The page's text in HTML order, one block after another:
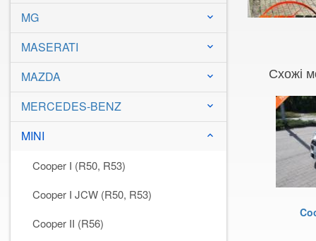
MG keyboard_arrow_down
MASERATI keyboard_arrow_down
MAZDA keyboard_arrow_down
MERCEDES-BENZ keyboard_arrow_down
MINI keyboard_arrow_down
Cooper I (R50, R53)
Cooper I JCW (R50, R53)
Cooper II (R56)
Схожі